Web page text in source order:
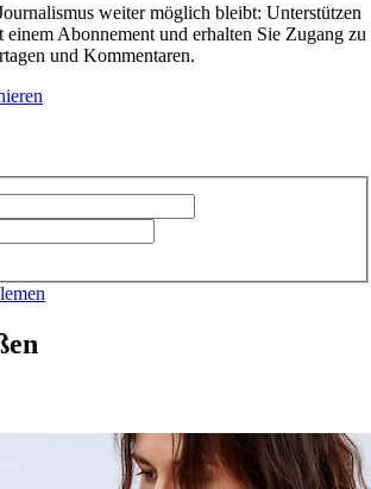
weiter möglich bleibt: Unterstützen
einem Abonnement und erhalten Sie Zugang zu
und Kommentaren.